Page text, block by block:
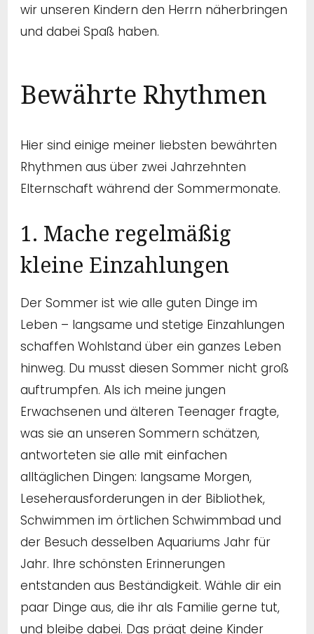
wir unseren Kindern den Herrn näherbringen
und dabei Spaß haben.
Bewährte Rhythmen
Hier sind einige meiner liebsten bewährten
Rhythmen aus über zwei Jahrzehnten
Elternschaft während der Sommermonate.
1. Mache regelmäßig
kleine Einzahlungen
Der Sommer ist wie alle guten Dinge im
Leben – langsame und stetige Einzahlungen
schaffen Wohlstand über ein ganzes Leben
hinweg. Du musst diesen Sommer nicht groß
auftrumpfen. Als ich meine jungen
Erwachsenen und älteren Teenager fragte,
was sie an unseren Sommern schätzen,
antworteten sie alle mit einfachen
alltäglichen Dingen: langsame Morgen,
Leseherausforderungen in der Bibliothek,
Schwimmen im örtlichen Schwimmbad und
der Besuch desselben Aquariums Jahr für
Jahr. Ihre schönsten Erinnerungen
entstanden aus Beständigkeit. Wähle dir ein
paar Dinge aus, die ihr als Familie gerne tut,
und bleibe dabei. Das prägt deine Kinder